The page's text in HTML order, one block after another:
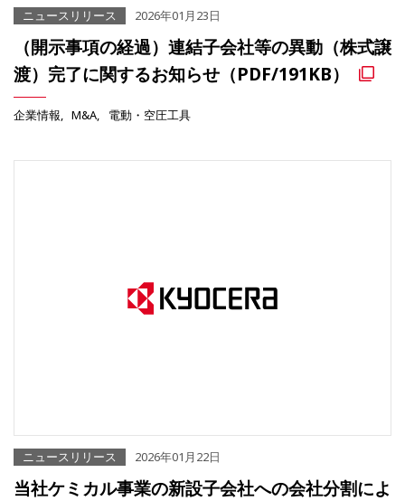
ニュースリリース 2026年01月23日
（開示事項の経過）連結子会社等の異動（株式譲
渡）完了に関するお知らせ（PDF/191KB）
企業情報 M&A 電動・空圧工具
ニュースリリース 2026年01月22日
当社ケミカル事業の新設子会社への会社分割によ